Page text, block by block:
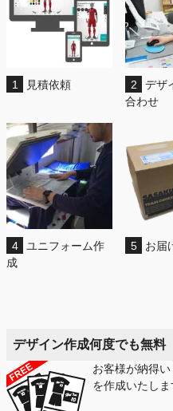
1 見積依頼 2
デザ
合わせ
4
ユニフォーム作
成
5 お届
デザイン作成何度でも無料
お客様が納得
を作成いたしま